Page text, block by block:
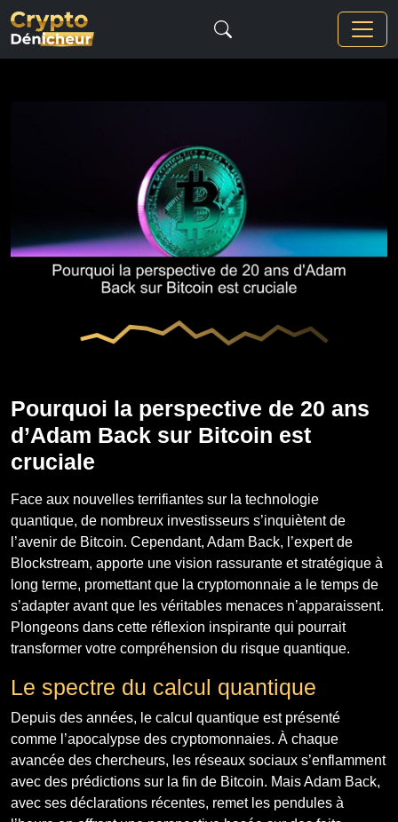
Pourquoi la perspective de 20 ans
d’Adam Back sur Bitcoin est
cruciale
Face aux nouvelles terrifiantes sur la technologie
quantique, de nombreux investisseurs s’inquiètent de
l’avenir de Bitcoin. Cependant, Adam Back, l’expert de
Blockstream, apporte une vision rassurante et stratégique à
long terme, promettant que la cryptomonnaie a le temps de
s’adapter avant que les véritables menaces n’apparaissent.
Plongeons dans cette réflexion inspirante qui pourrait
transformer votre compréhension du risque quantique.
Le spectre du calcul quantique
Depuis des années, le calcul quantique est présenté
comme l’apocalypse des cryptomonnaies. À chaque
avancée des chercheurs, les réseaux sociaux s’enflamment
avec des prédictions sur la fin de Bitcoin. Mais Adam Back,
avec ses déclarations récentes, remet les pendules à